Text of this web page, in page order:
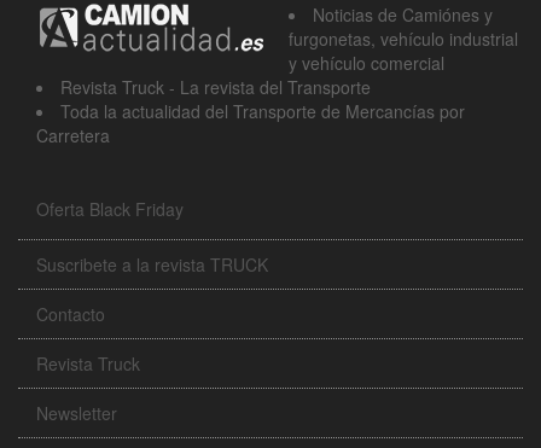
Noticias de Camiónes y
furgonetas, vehículo industrial
y vehículo comercial
Revista Truck - La revista del Transporte
Toda la actualidad del Transporte de Mercancías por
Carretera
Oferta Black Friday
Suscribete a la revista TRUCK
Contacto
Revista Truck
Newsletter